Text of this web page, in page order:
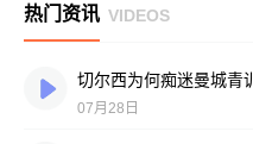
热门资讯 VIDEOS
07月28日